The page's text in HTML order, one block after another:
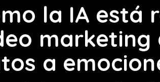
la IA está
marketing
a